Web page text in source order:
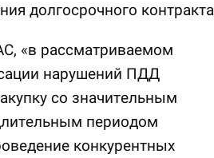
долгосрочного
«в рассматриваемом
нарушений ПДД
со значительным
периодом
конкурентных